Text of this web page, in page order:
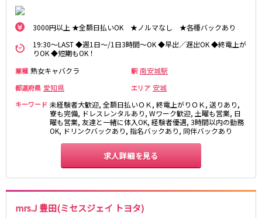
3000円以上 ★全額日払いOK ★ノルマなし ★各種バックあり
19:30～LAST ◆週1日～/1日3時間～OK ◆早出／遅出OK ◆終電上が
りOK ◆短期もOK！
業種 熟女キャバクラ 駅 南安城駅
都道府県 愛知県 エリア 安城
キーワード 未経験者大歓迎, 全額日払いＯＫ, 終電上がりＯＫ, 送りあり,
寮も完備, ドレスレンタルあり, Wワーク歓迎, 土曜も営業, 日
曜も営業, 友達と一緒に体入OK, 経験者優遇, 3時間以内の勤務
OK, ドリンクバックあり, 指名バックあり, 同伴バックあり
求人詳細を見る
mrs.J 豊田(ミセスジェイ トヨタ)
四日市駅
栄駅
久屋大通駅
JR東海道本線(浜松～岐阜)
金山駅
名鉄西尾線
南安城駅